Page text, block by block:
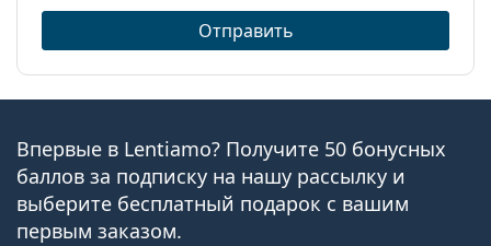
Отправить
Впервые в Lentiamo? Получите 50 бонусных
баллов за подписку на нашу рассылку и
выберите бесплатный подарок с вашим
первым заказом.